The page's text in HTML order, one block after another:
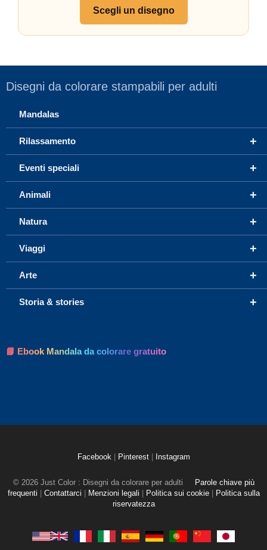
Scegli un disegno
Disegni da colorare stampabili per adulti
Mandalas
+
Rilassamento
+
Eventi speciali
+
Animali
+
Natura
+
Viaggi
+
Arte
+
Storia & stories
📘 Ebook Mandala da colorare gratuito
Facebook Pinterest Instagram
© 2026 Just Color : Disegni da colorare per adulti
Parole chiave più
frequenti
Contattarci Menzioni legali Politica sui cookie
Politica sulla
riservatezza